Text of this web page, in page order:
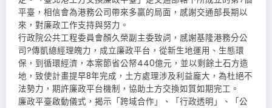
平臺，相信會為港務公司帶來多贏的局面，感謝交通部長期以
來，對廉政工作支持與努力。
行政院公共工程委員會顏久榮副主委致詞，感謝基隆港務分公
司?傳凱總經理魄力，成立廉政平台，從新生地運用、生態環
保，到循環經濟，本案節省公帑440億元，並以剩餘土石方造
地，致使計畫提早8年完成，土方處理涉及利益龐大，為杜絕不
法勢力，期許廉政平台機制，協助土方交換如質如期完工。
廉政平臺啟動儀式，揭示「跨域合作」、「行政透明」、「公